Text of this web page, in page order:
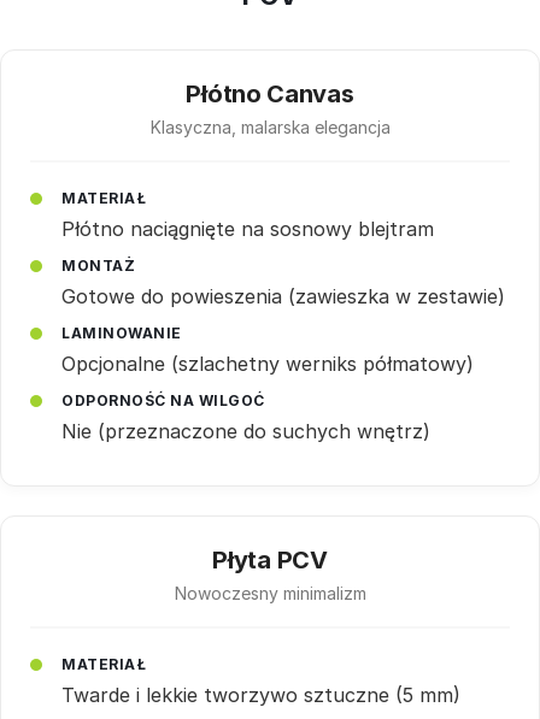
Płótno Canvas
Klasyczna, malarska elegancja
MATERIAŁ
Płótno naciągnięte na sosnowy blejtram
MONTAŻ
Gotowe do powieszenia (zawieszka w zestawie)
LAMINOWANIE
Opcjonalne (szlachetny werniks półmatowy)
ODPORNOŚĆ NA WILGOĆ
Nie (przeznaczone do suchych wnętrz)
Płyta PCV
Nowoczesny minimalizm
MATERIAŁ
Twarde i lekkie tworzywo sztuczne (5 mm)